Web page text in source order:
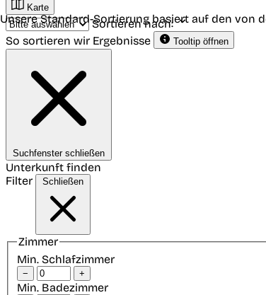
Karte
Sortieren nach:
So sortieren wir Ergebnisse
Tooltip öffnen
Unsere Standard-Sortierung basiert auf den von
Suchfenster schließen
Unterkunft finden
Filter
Schließen
Zimmer
Min. Schlafzimmer
− +
Min. Badezimmer